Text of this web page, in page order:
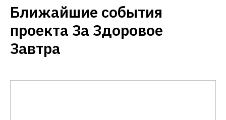
Ближайшие события
проекта За Здоровое
Завтра